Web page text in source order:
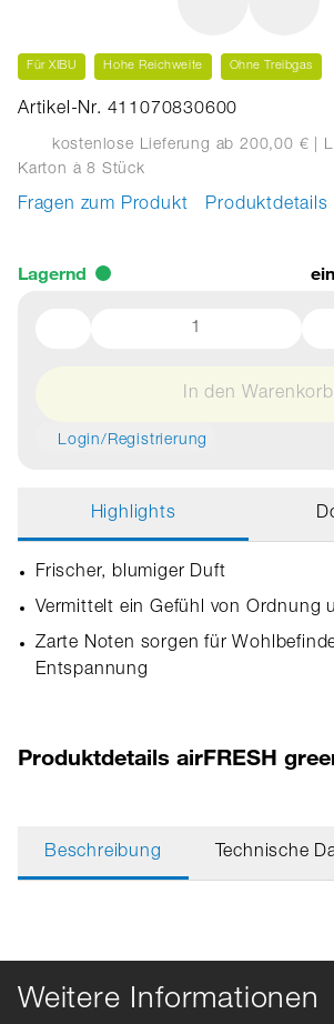
Für XIBU Hohe Reichweite Ohne Treibgas
Artikel-Nr. 411070830600
kostenlose Lieferung ab 200,00 € |
Karton à 8 Stück
Fragen zum Produkt Produktdetails
Lagernd
In den Warenkorb
Login/Registrierung
Highlights
Frischer, blumiger Duft
Vermittelt ein Gefühl von Ordnung
Zarte Noten sorgen für
Entspannung
Produktdetails airFRESH
Beschreibung Technische
Weitere Informationen